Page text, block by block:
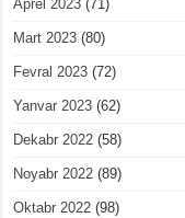
Aprel 2023 (71)
Mart 2023 (80)
Fevral 2023 (72)
Yanvar 2023 (62)
Dekabr 2022 (58)
Noyabr 2022 (89)
Oktabr 2022 (98)